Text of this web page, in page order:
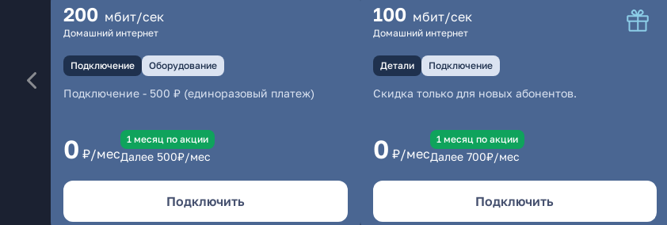
200 мбит/сек
Домашний интернет
Подключение Оборудование
Подключение - 500 ₽ (единоразовый платеж)
0 ₽/мес
1 месяц по акции
Далее 500₽/мес
Подключить
100 мбит/сек
Домашний интернет
Детали Подключение
Скидка только для новых абонентов.
0 ₽/мес
1 месяц по акции
Далее 700₽/мес
Подключить